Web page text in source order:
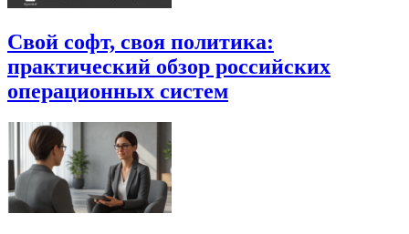
Свой софт, своя политика:
практический обзор российских
операционных систем